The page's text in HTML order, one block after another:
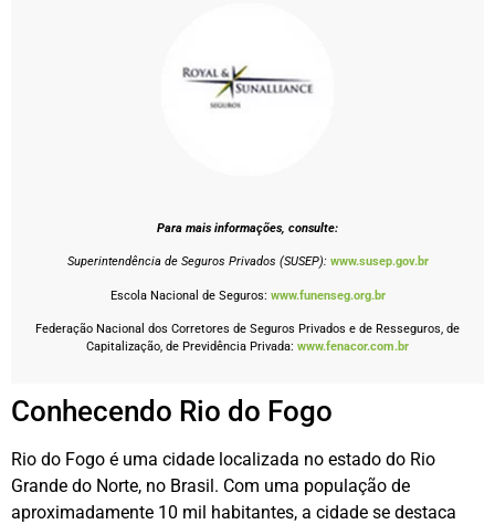
Para mais informações, consulte:
Superintendência de Seguros Privados (SUSEP): www.susep.gov.br
Escola Nacional de Seguros: www.funenseg.org.br
Federação Nacional dos Corretores de Seguros Privados e de Resseguros, de
Capitalização, de Previdência Privada: www.fenacor.com.br
Conhecendo Rio do Fogo
Rio do Fogo é uma cidade localizada no estado do Rio
Grande do Norte, no Brasil. Com uma população de
aproximadamente 10 mil habitantes, a cidade se destaca